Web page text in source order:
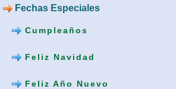
Fechas Especiales
Cumpleaños
Feliz Navidad
Feliz Año Nuevo